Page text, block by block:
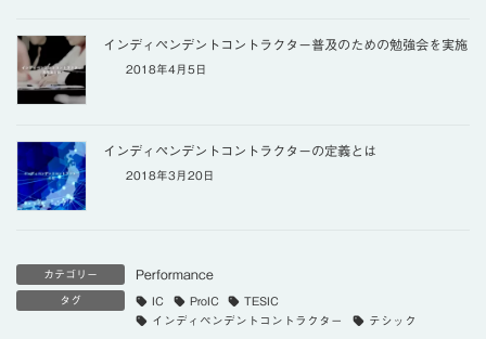
インディペンデントコントラクター普及のための勉強会を実施
2018年4月5日
インディペンデントコントラクターの定義とは
2018年3月20日
カテゴリー Performance
タグ IC ProIC
TESIC
インディペンデントコントラクター
テシック